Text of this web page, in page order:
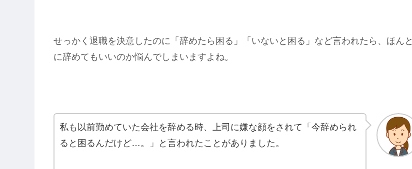
せっかく退職を決意したのに「辞めたら困る」「いないと困る」など言われたら、ほんと
に辞めてもいいのか悩んでしまいますよね。
私も以前勤めていた会社を辞める時、上司に嫌な顔をされて「今辞められ
ると困るんだけど…。」と言われたことがありました。